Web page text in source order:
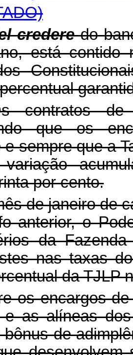
credere do
está contido
de
que os
e sempre que a
variação
por cento.
de janeiro de
anterior, o
da
nas taxas
da TJLP
os encargos
as alíneas
de